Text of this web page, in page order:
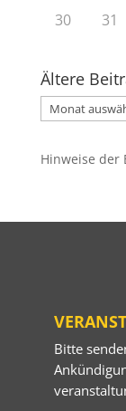
30 31
Ältere
Ältere
Beiträge
Hinweise der
Bitte